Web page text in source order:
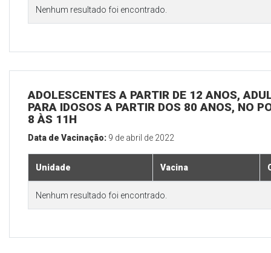
Nenhum resultado foi encontrado.
ADOLESCENTES A PARTIR DE 12 ANOS,
PARA IDOSOS A PARTIR DOS 80 ANOS, NO
8 ÀS 11H
Data de Vacinação: 9 de abril de 2022
Unidade Vacina
Nenhum resultado foi encontrado.